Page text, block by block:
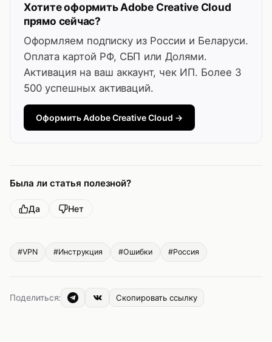
Хотите оформить Adobe Creative Cloud
прямо сейчас?
Оформляем подписку из России и Беларуси.
Оплата картой РФ, СБП или Долями.
Активация на ваш аккаунт, чек ИП. Более 3
500 успешных активаций.
Оформить Adobe Creative Cloud →
Была ли статья полезной?
Да Нет
#VPN #Инструкция #Ошибки #Россия
Поделиться: Скопировать ссылку